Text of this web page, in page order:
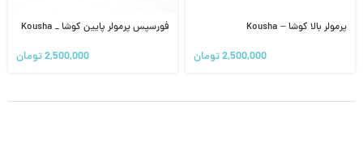
پرمولر بالا کوشا – Kousha
2,500,000تومان
فورسپس پرمولر پایین کوشا _ Kousha
2,500,000تومان